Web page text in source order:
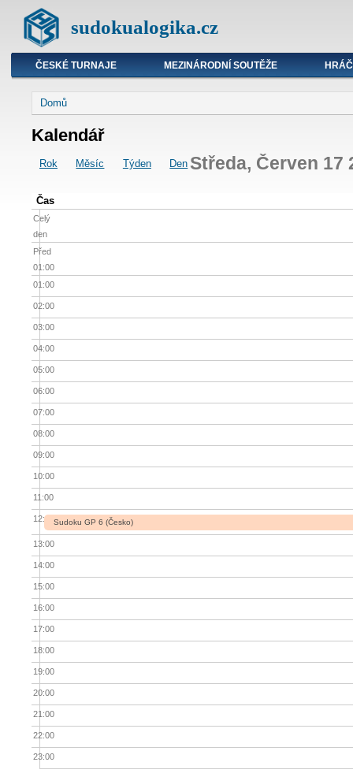
sudokualogika.cz
ČESKÉ TURNAJE MEZINÁRODNÍ SOUTĚŽE
Domů
Kalendář
Rok Měsíc Týden Den Středa, Červen 17
Čas
Celý
den
Před
01:00
01:00
02:00
03:00
04:00
05:00
06:00
07:00
08:00
09:00
10:00
11:00
12:00Sudoku GP 6 (Česko)
13:00
14:00
15:00
16:00
17:00
18:00
19:00
20:00
21:00
22:00
23:00